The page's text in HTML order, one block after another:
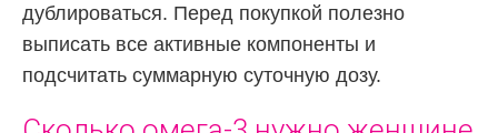
дублироваться. Перед покупкой полезно
выписать все активные компоненты и
подсчитать суммарную суточную дозу.